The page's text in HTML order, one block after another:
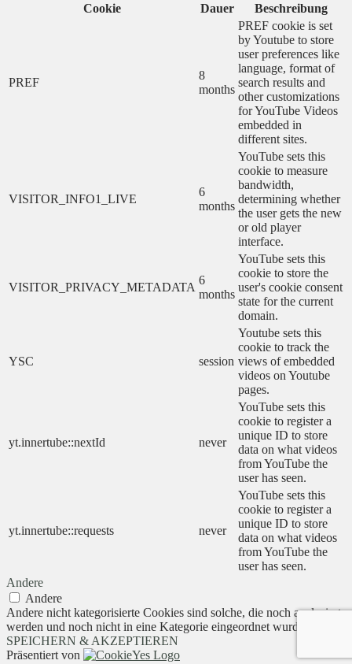
Cookie
Dauer Beschreibung
PREF
8
months
PREF cookie is set
by Youtube to store
user preferences like
language, format of
search results and
other customizations
for YouTube Videos
embedded in
different sites.
VISITOR_INFO1_LIVE
6
months
YouTube sets this
cookie to measure
bandwidth,
determining whether
the user gets the new
or old player
interface.
VISITOR_PRIVACY_METADATA
6
months
YouTube sets this
cookie to store the
user's cookie consent
state for the current
domain.
YSC session
Youtube sets this
cookie to track the
views of embedded
videos on Youtube
pages.
yt.innertube::nextId never
YouTube sets this
cookie to register a
unique ID to store
data on what videos
from YouTube the
user has seen.
yt.innertube::requests never
YouTube sets this
cookie to register a
unique ID to store
data on what videos
from YouTube the
user has seen.
Andere
Andere
Andere nicht kategorisierte Cookies sind solche, die noch analysiert
werden und noch nicht in eine Kategorie eingeordnet wurden.
SPEICHERN & AKZEPTIEREN
Präsentiert von